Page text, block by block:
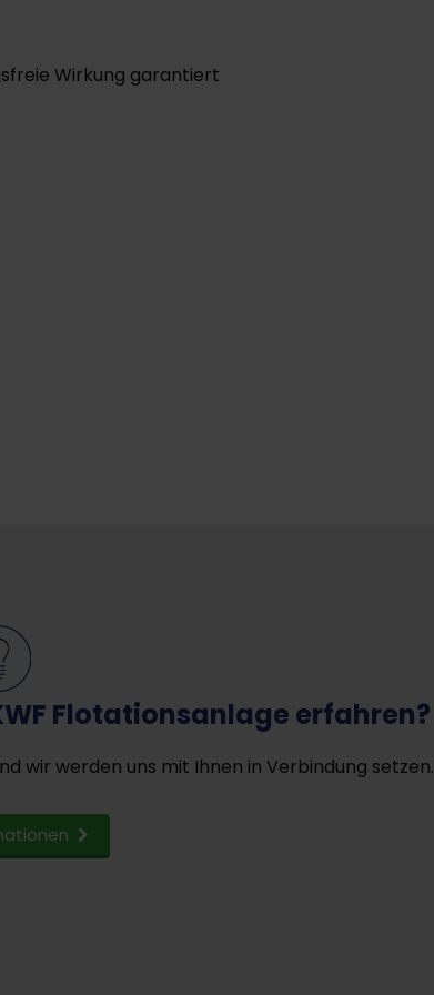
Wirkung garantiert
Flotationsanlage erfahren?
wir werden uns mit Ihnen in Verbindung setzen.